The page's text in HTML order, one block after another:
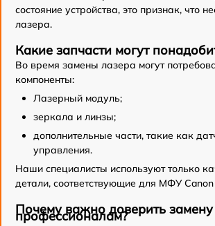
состояние устройства, это признак, что
лазера.
Какие запчасти могут
Во время замены лазера могут
компоненты:
Лазерный модуль;
зеркала и линзы;
дополнительные части, такие как
управления.
Наши специалисты используют только
детали, соответствующие для МФУ Canon
Почему важно доверить
профессионалам?